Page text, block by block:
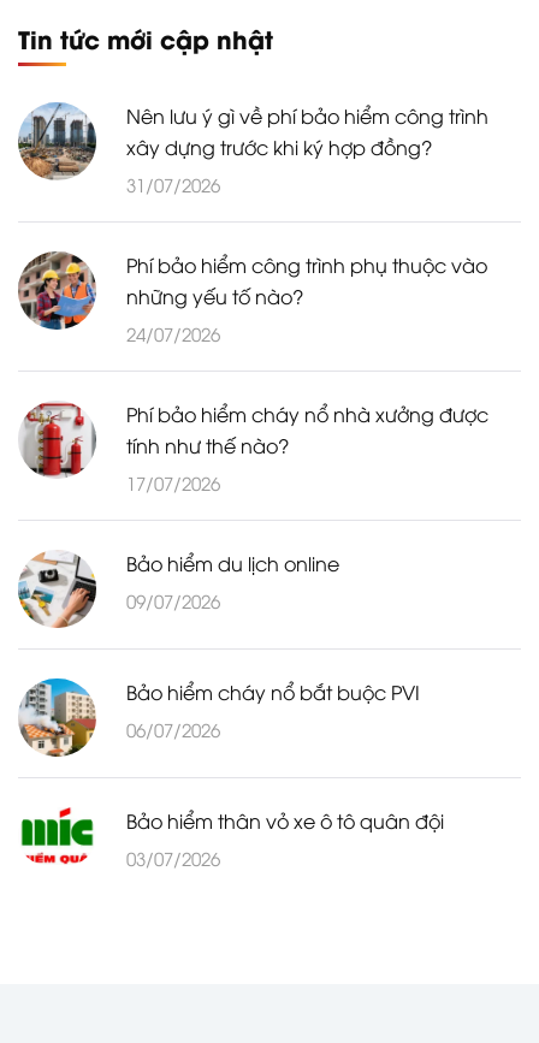
Tin tức mới cập nhật
Nên lưu ý gì về phí bảo hiểm công trình
xây dựng trước khi ký hợp đồng?
31/07/2026
Phí bảo hiểm công trình phụ thuộc vào
những yếu tố nào?
24/07/2026
Phí bảo hiểm cháy nổ nhà xưởng được
tính như thế nào?
17/07/2026
Bảo hiểm du lịch online
09/07/2026
Bảo hiểm cháy nổ bắt buộc PVI
06/07/2026
Bảo hiểm thân vỏ xe ô tô quân đội
03/07/2026